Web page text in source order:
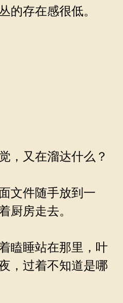
的存在感很低。
，又在溜达什么？
文件随手放到一
厨房走去。
瞌睡站在那里，叶
，过着不知道是哪